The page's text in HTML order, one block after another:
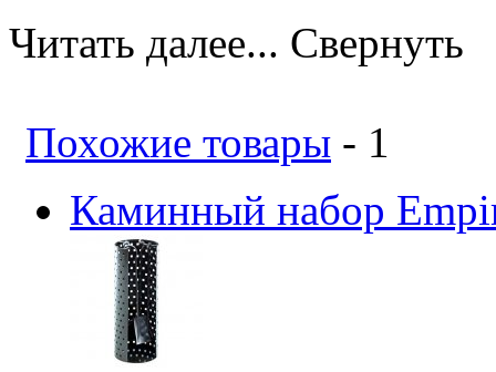
Читать далее... Свернуть
Похожие товары - 1
Каминный набор